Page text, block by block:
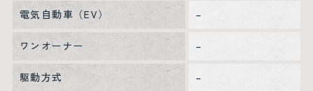
電気自動車（EV） –
ワンオーナー –
駆動方式 –